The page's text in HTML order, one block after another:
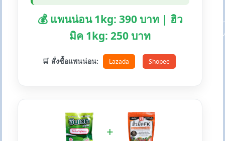
💰 แพนน่อน 1kg: 390 บาท | ฮิว
มิค 1kg: 250 บาท
🛒 สั่งซื้อแพนน่อน: Lazada Shopee
+